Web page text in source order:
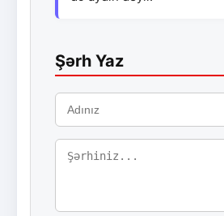
Şərh Yaz